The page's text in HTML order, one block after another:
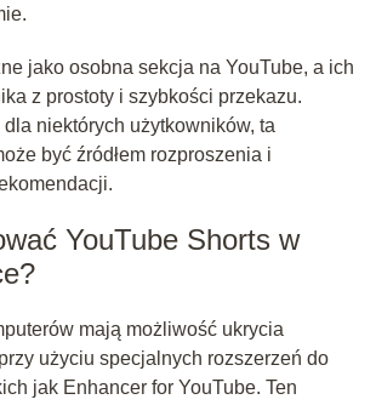
jako osobna sekcja na YouTube, a ich
z prostoty i szybkości przekazu.
niektórych użytkowników, ta
być źródłem rozproszenia i
YouTube Shorts w
mają możliwość ukrycia
użyciu specjalnych rozszerzeń do
jak Enhancer for YouTube. Ten